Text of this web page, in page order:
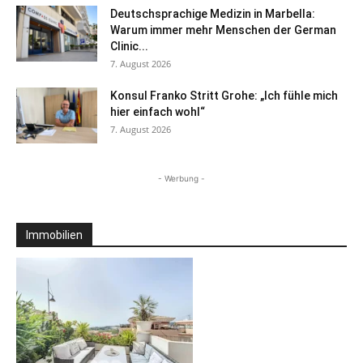
Deutschsprachige Medizin in Marbella:
Warum immer mehr Menschen der German
Clinic...
7. August 2026
Konsul Franko Stritt Grohe: „Ich fühle mich
hier einfach wohl“
7. August 2026
- Werbung -
Immobilien